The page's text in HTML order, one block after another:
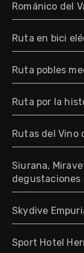
Románico del
Ruta en bici
Ruta pobles
Ruta por la
Rutas del Vino
Siurana,
degustaciones
Skydive
Sport Hotel